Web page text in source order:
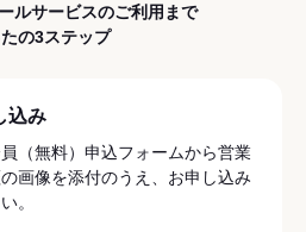
ルサービスのご利用まで
の3ステップ
込み
（無料）申込フォームから営業
画像を添付のうえ、お申し込み
。